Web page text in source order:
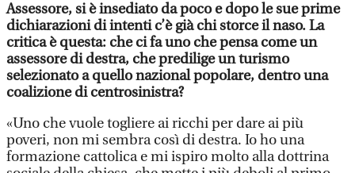
Assessore, si è insediato da poco e dopo le sue prime
dichiarazioni di intenti c’è già chi storce il naso. La
critica è questa: che ci fa uno che pensa come un
assessore di destra, che predilige un turismo
selezionato a quello nazional popolare, dentro una
coalizione di centrosinistra?
«Uno che vuole togliere ai ricchi per dare ai più
poveri, non mi sembra così di destra. Io ho una
formazione cattolica e mi ispiro molto alla dottrina